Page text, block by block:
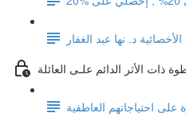
د. نها عبد الغفار
ذات الأثر الدائم علـى العائلة
على احتياجاتهم العاطفية